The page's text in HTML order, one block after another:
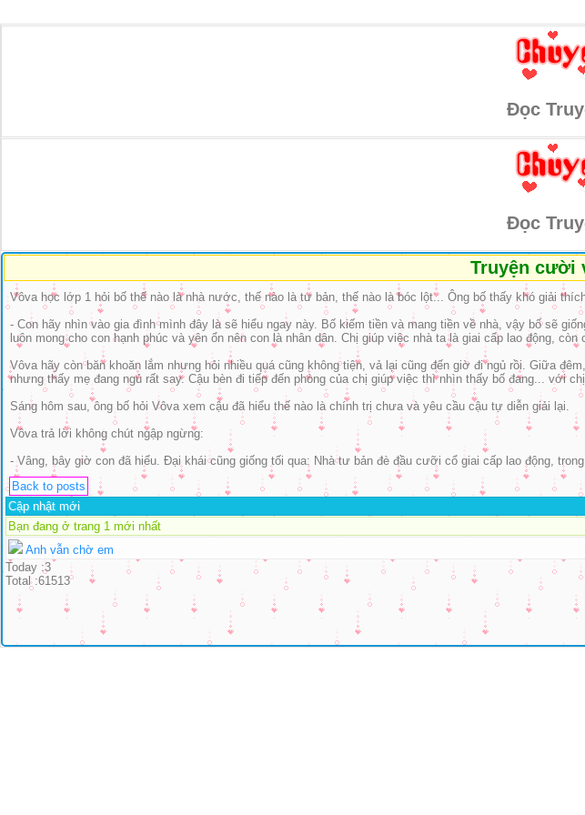
Đọc
Đọc
Truyện cười
Vôva học lớp 1 hỏi bố thế nào là nhà nước, thế nào là tư bản, thế nào là bóc lột... Ông bố thấy khó giải
- Con hãy nhìn vào gia đình mình đây là sẽ hiểu ngay này. Bố kiếm tiền và mang tiền về nhà, vậy bố sẽ
luôn mong cho con hạnh phúc và yên ổn nên con là nhân dân. Chị giúp việc nhà ta là giai cấp lao động,
Vôva hãy còn băn khoăn lắm nhưng hỏi nhiều quá cũng không tiện, vả lại cũng đến giờ đi ngủ rồi. Giữa
nhưng thấy mẹ đang ngủ rất say. Cậu bèn đi tiếp đến phòng của chị giúp việc thì nhìn thấy bố đang... với
Sáng hôm sau, ông bố hỏi Vôva xem cậu đã hiểu thế nào là chính trị chưa và yêu cầu cậu tự diễn giải lại.
Vôva trả lời không chút ngập ngừng:
- Vâng, bây giờ con đã hiểu. Đại khái cũng giống tối qua: Nhà tư bản đè đầu cưỡi cổ giai cấp lao động,
Back to posts
Cập nhật mới
Bạn đang ở trang 1 mới nhất
Anh vẫn chờ em
Today :3
Total :61513